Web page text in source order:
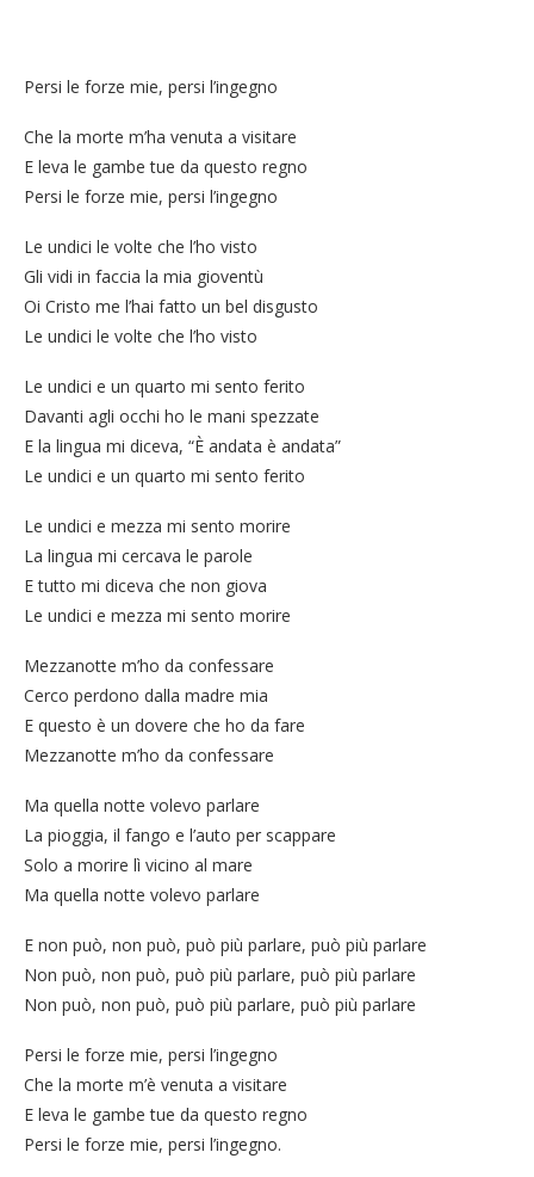
Persi le forze mie, persi l’ingegno
Che la morte m’ha venuta a visitare
E leva le gambe tue da questo regno
Persi le forze mie, persi l’ingegno
Le undici le volte che l’ho visto
Gli vidi in faccia la mia gioventù
Oi Cristo me l’hai fatto un bel disgusto
Le undici le volte che l’ho visto
Le undici e un quarto mi sento ferito
Davanti agli occhi ho le mani spezzate
E la lingua mi diceva, “È andata è andata”
Le undici e un quarto mi sento ferito
Le undici e mezza mi sento morire
La lingua mi cercava le parole
E tutto mi diceva che non giova
Le undici e mezza mi sento morire
Mezzanotte m’ho da confessare
Cerco perdono dalla madre mia
E questo è un dovere che ho da fare
Mezzanotte m’ho da confessare
Ma quella notte volevo parlare
La pioggia, il fango e l’auto per scappare
Solo a morire lì vicino al mare
Ma quella notte volevo parlare
E non può, non può, può più parlare, può più parlare
Non può, non può, può più parlare, può più parlare
Non può, non può, può più parlare, può più parlare
Persi le forze mie, persi l’ingegno
Che la morte m’è venuta a visitare
E leva le gambe tue da questo regno
Persi le forze mie, persi l’ingegno.